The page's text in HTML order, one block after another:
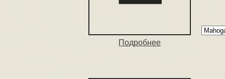
Подробнее